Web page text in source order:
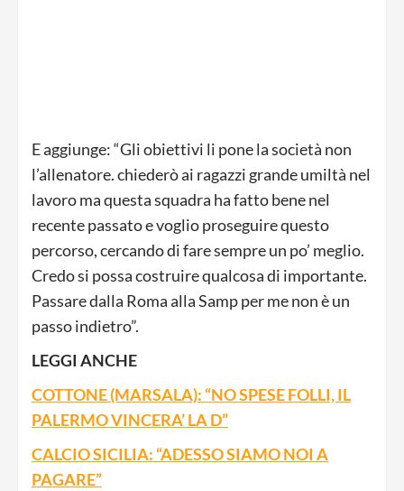
E aggiunge: “Gli obiettivi li pone la società non
l’allenatore. chiederò ai ragazzi grande umiltà nel
lavoro ma questa squadra ha fatto bene nel
recente passato e voglio proseguire questo
percorso, cercando di fare sempre un po’ meglio.
Credo si possa costruire qualcosa di importante.
Passare dalla Roma alla Samp per me non è un
passo indietro”.
LEGGI ANCHE
COTTONE (MARSALA): “NO SPESE FOLLI, IL
PALERMO VINCERA’ LA D”
CALCIO SICILIA: “ADESSO SIAMO NOI A
PAGARE”